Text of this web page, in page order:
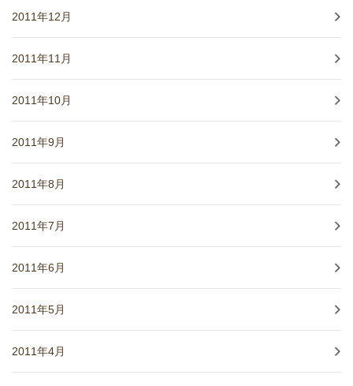
2011年12月
2011年11月
2011年10月
2011年9月
2011年8月
2011年7月
2011年6月
2011年5月
2011年4月